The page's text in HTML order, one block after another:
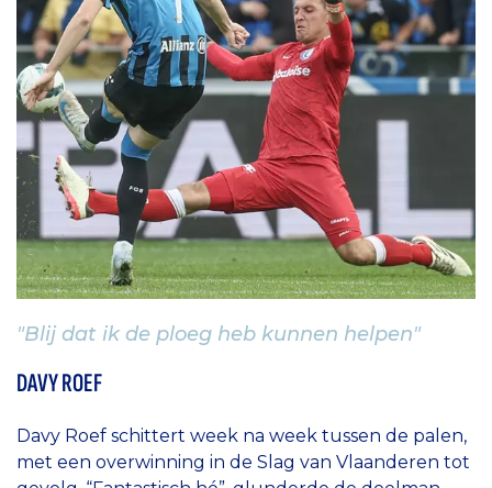
"Blij dat ik de ploeg heb kunnen helpen"
DAVY ROEF
Davy Roef schittert week na week tussen de palen,
met een overwinning in de Slag van Vlaanderen tot